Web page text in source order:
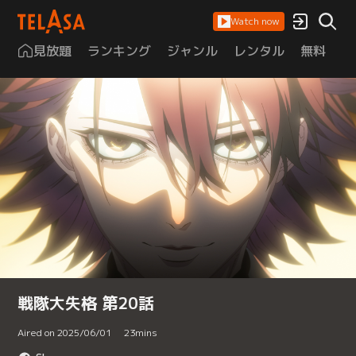
Watch now
見放題 ランキング ジャンル レンタル 無料
戦隊大失格 第20話
Aired on 2025/06/01 23mins